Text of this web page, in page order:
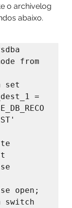
o archivelog
abaixo.
from
set
=
open;
switch